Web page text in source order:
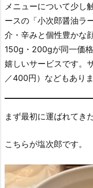
メニューについて少し
ースの「小次郎醤油ラ
介・辛みと個性豊かな
150g・200gが同一価
嬉しいサービスです。
／400円）などもありま
まず最初に運ばれてき
こちらが塩次郎です。